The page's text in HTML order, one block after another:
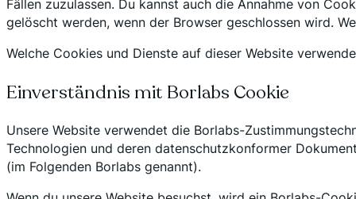
Fällen zuzulassen. Du kannst auch die Annahme von
gelöscht werden, wenn der Browser geschlossen wird.
Welche Cookies und Dienste auf dieser Website
Einverständnis mit Borlabs Cookie
Unsere Website verwendet die Borlabs-
Technologien und deren datenschutzkonformer
(im Folgenden Borlabs genannt).